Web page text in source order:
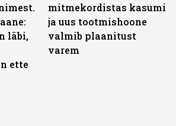
läbi,
ette
mitmekordistas kasumi
ja uus tootmishoone
valmib plaanitust
varem